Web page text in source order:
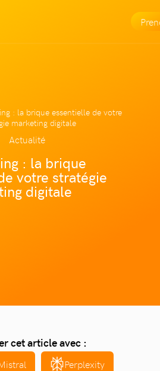
: la brique essentielle de votre
marketing digitale
Actualité
: la brique
votre stratégie
digitale
cet article avec :
Perplexity